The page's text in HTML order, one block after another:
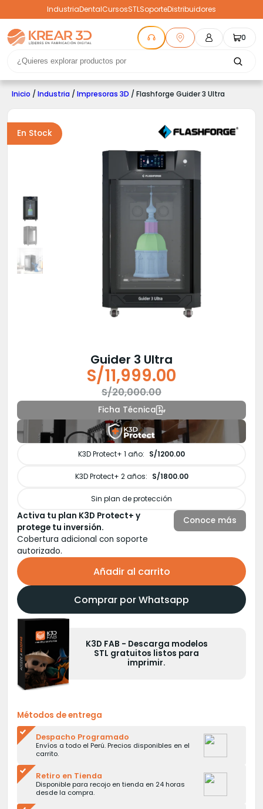
IndustriaDentalCursosSTLSoporteDistribuidores
0
Inicio / Industria / Impresoras 3D / Flashforge Guider 3 Ultra
En Stock
Guider 3 Ultra
S/20,000.00
precio
original
era:
S/20,000.00.
S/11,999.00
precio
actual
es:
S/11,999.00.
Ficha Técnica
K3D Protect+ 1 año: S/1200.00
K3D Protect+ 2 años: S/1800.00
Sin plan de protección
Activa tu plan K3D Protect+ y
protege tu inversión.
Cobertura adicional con soporte
autorizado.
Conoce más
Añadir al carrito
Comprar por Whatsapp
para
K3D LAB - Aprende
3D con un curso
Métodos de entrega
Despacho Programado
Envíos a todo el Perú. Precios disponibles en el
carrito.
Retiro en Tienda
Disponible para recojo en tienda en 24 horas
desde la compra.